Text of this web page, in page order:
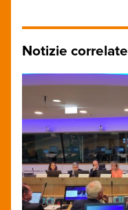
Notizie correlate